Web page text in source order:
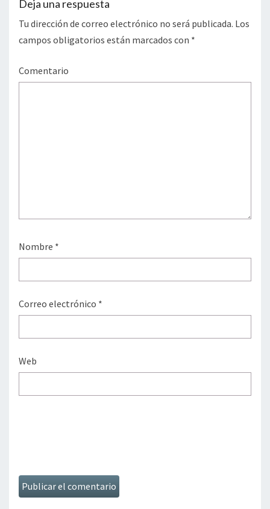
Deja una respuesta
Tu dirección de correo electrónico no será publicada. Los
campos obligatorios están marcados con *
Comentario
Nombre *
Correo electrónico *
Web